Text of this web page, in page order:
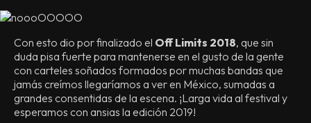
Con esto dio por finalizado el Off Limits 2018, que sin
duda pisa fuerte para mantenerse en el gusto de la gente
con carteles soñados formados por muchas bandas que
jamás creímos llegaríamos a ver en México, sumadas a
grandes consentidas de la escena. ¡Larga vida al festival y
esperamos con ansias la edición 2019!